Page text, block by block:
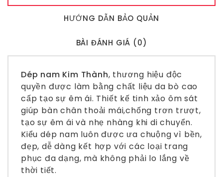
HƯỚNG DẪN BẢO QUẢN
BÀI ĐÁNH GIÁ (0)
Dép nam Kim Thành, thương hiệu độc
quyền được làm bằng chất liệu da bò cao
cấp tạo sự êm ái. Thiết kế tinh xảo ôm sát
giúp bàn chân thoải mái,chống trơn trượt,
tạo sự êm ái và nhẹ nhàng khi di chuyển.
Kiểu dép nam luôn được ưa chuộng vì bền,
đẹp, dễ dàng kết hợp với các loại trang
phục đa dạng, mà không phải lo lắng về
thời tiết.